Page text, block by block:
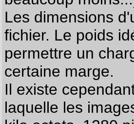
Les dimensions
fichier. Le poids
permettre un
certaine marge.
Il existe
laquelle les